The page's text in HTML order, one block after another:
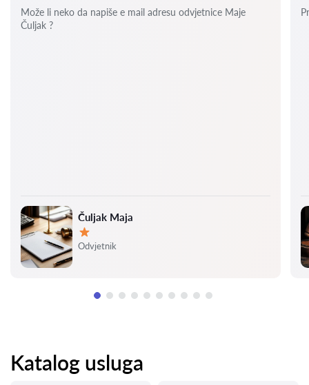
Čuljak Maja
Ocjena:
Odvjetnik
Može li neko da napiše e mail adresu odvjetnice Maje
Čuljak ?
Katalog usluga